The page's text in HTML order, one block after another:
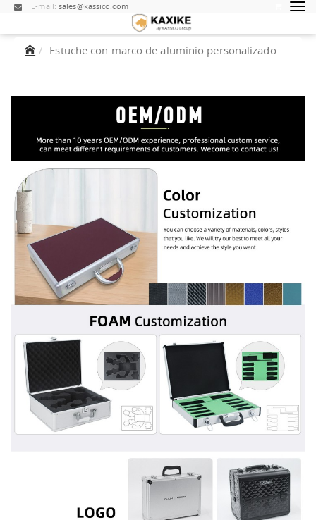
E-mail:sales@kassico.com
Estuche con marco de aluminio personalizado